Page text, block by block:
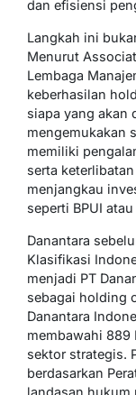
dan efisiensi
Langkah ini
Menurut
Lembaga
keberhasilan
siapa yang akan
mengemukakan
memiliki
serta
menjangkau
seperti BPUI
Danantara
Klasifikasi
menjadi PT
sebagai holding
Danantara
membawahi 889
sektor strategis.
berdasarkan